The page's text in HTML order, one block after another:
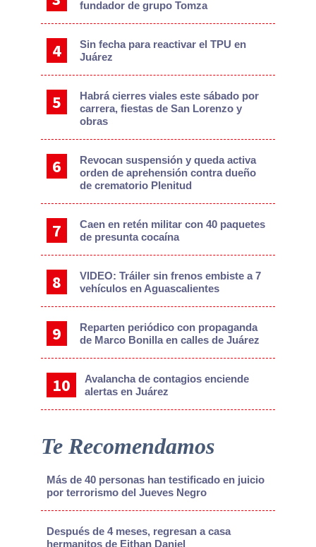
fundador de grupo Tomza
Sin fecha para reactivar el TPU en
Juárez
Habrá cierres viales este sábado por
carrera, fiestas de San Lorenzo y
obras
Revocan suspensión y queda activa
orden de aprehensión contra dueño
de crematorio Plenitud
Caen en retén militar con 40 paquetes
de presunta cocaína
VIDEO: Tráiler sin frenos embiste a 7
vehículos en Aguascalientes
Reparten periódico con propaganda
de Marco Bonilla en calles de Juárez
Avalancha de contagios enciende
alertas en Juárez
Te Recomendamos
Más de 40 personas han testificado en juicio
por terrorismo del Jueves Negro
Después de 4 meses, regresan a casa
hermanitos de Eithan Daniel